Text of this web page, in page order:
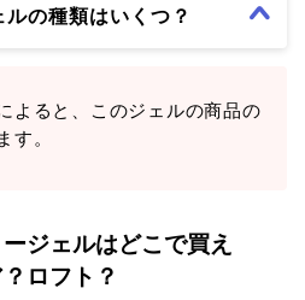
の種類はいくつ？
よると、このジェルの商品の
す。
ジェルはどこで買え
ロフト？